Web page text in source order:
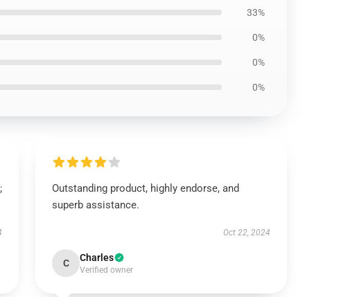
33%
0%
0%
0%
Outstanding product, highly endorse, and
superb assistance.
Oct 22, 2024
C Charles
Verified owner